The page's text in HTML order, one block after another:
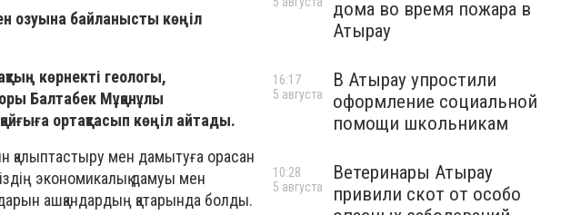
озуына байланысты көңіл
көрнекті геологы,
Балтабек Мұқанұлы
ортақтасып көңіл айтады.
қалыптастыру мен дамытуға орасан
экономикалық дамуы мен
ашқандардың қатарында болды.
дома во время пожара в
Атырау
В Атырау упростили
оформление социальной
помощи школьникам
16:17
5 августа
Ветеринары Атырау
привили скот от особо
10:28
5 августа